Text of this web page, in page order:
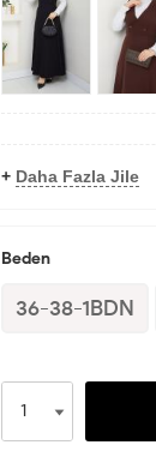
+ Daha Fazla Jile
Beden
36-38-1BDN